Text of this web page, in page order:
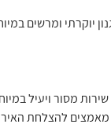
יוקרתי ומרשים
מסור ויעיל
להצלחת